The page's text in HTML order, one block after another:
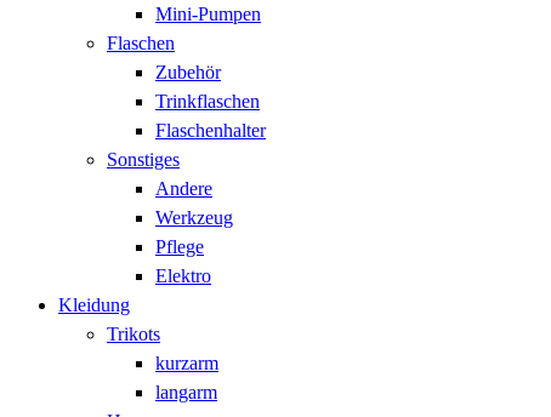
Mini-Pumpen
Flaschen
Zubehör
Trinkflaschen
Flaschenhalter
Sonstiges
Andere
Werkzeug
Pflege
Elektro
Kleidung
Trikots
kurzarm
langarm